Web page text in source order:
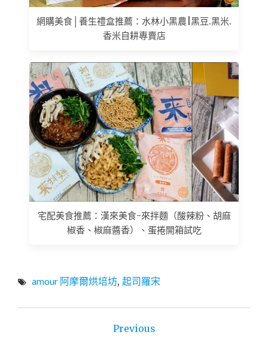
網購美食│養生禮盒推薦：水林小黑農|黑豆.黑米.
香米自耕專賣店
宅配美食推薦：漢來美食-來拌麵（酸辣粉、胡麻
椒香、椒麻醬香）、蛋捲開箱試吃
amour 阿摩爾烘培坊, 起司羅宋
Previous